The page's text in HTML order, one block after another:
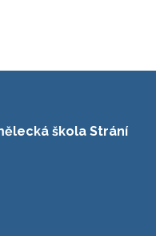
škola Strání